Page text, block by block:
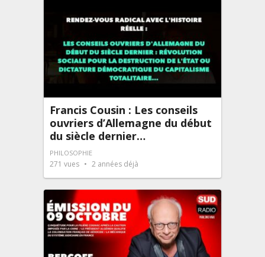
Francis Cousin : Les conseils
ouvriers d’Allemagne du début
du siècle dernier…
PHILOSOPHIE
271 vues 2 années déjà